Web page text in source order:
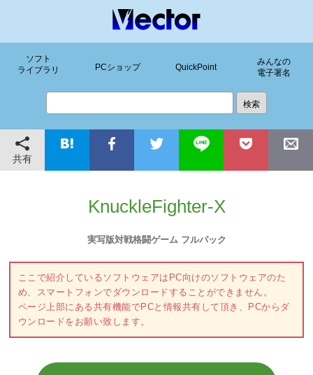
ソフト
ライブラリ
PCショップ QuickPoint
みんなの
電子署名
共有
KnuckleFighter-X
実写版対戦格闘ゲーム フルパック
ここで紹介しているソフトウェアはPC向けのソフトウェアのた
め、スマートフォンでダウンロードすることができません。
ページ上部にある共有機能でPCと情報共有して頂き、PCからダ
ウンロードをお願い致します。